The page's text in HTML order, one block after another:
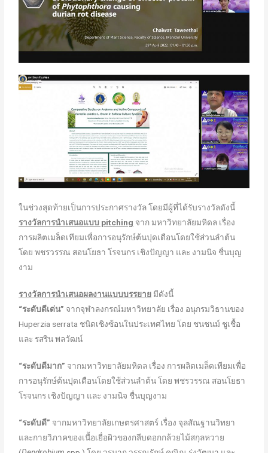
ในช่วงสุดท้ายเป็นการประกาศรางวัล โดยมีผู้ที่ได้รับรางวัลดังนี้
รางวัลการนำเสนอแบบ pitching จาก มหาวิทยาลัยมหิดล เรื่อง
การผลิตเมล็ดเทียมเพื่อการอนุรักษ์ต้นปุดเดือนโดยใช้ส่วนลำต้น
โดย พชรวรรณ สอนโยธา โรจนกร เชิงปัญญา และ งามนิจ ชื่นบุญ
งาม
รางวัลการนำเสนอผลงานแบบบรรยาย มีดังนี้
“ระดับดีเด่น” จากจุฬาลงกรณ์มหาวิทยาลัย เรื่อง อนุกรมวิธานของ
Huperzia serrata ชนิดเชิงซ้อนในประเทศไทย โดย ชนชนม์ ชูเชื้อ
และ รสริน พลวัฒน์
“ระดับดีมาก” จากมหาวิทยาลัยมหิดล เรื่อง การผลิตเมล็ดเทียมเพื่อ
การอนุรักษ์ต้นปุดเดือนโดยใช้ส่วนลำต้น โดย พชรวรรณ สอนโยธา
โรจนกร เชิงปัญญา และ งามนิจ ชื่นบุญงาม
“ระดับดี” จากมหาวิทยาลัยเกษตรศาสตร์ เรื่อง จุลสัณฐานวิทยา
และกายวิภาคของเนื้อเยื่อผิวของกลีบดอกกล้วยไม้สกุลหวาย